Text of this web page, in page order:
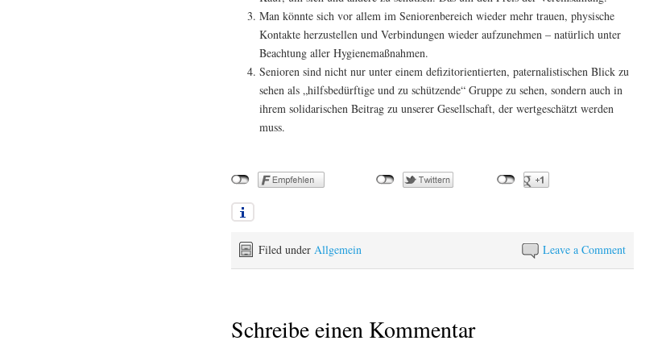
Man könnte sich vor allem im Seniorenbereich wieder mehr trauen, physische
Kontakte herzustellen und Verbindungen wieder aufzunehmen – natürlich unter
Beachtung aller Hygienemaßnahmen.
Senioren sind nicht nur unter einem defizitorientierten, paternalistischen Blick zu
sehen als „hilfsbedürftige und zu schützende“ Gruppe zu sehen, sondern auch in
ihrem solidarischen Beitrag zu unserer Gesellschaft, der wertgeschätzt werden
muss.
Leave a Comment
Filed under Allgemein
Schreibe einen Kommentar